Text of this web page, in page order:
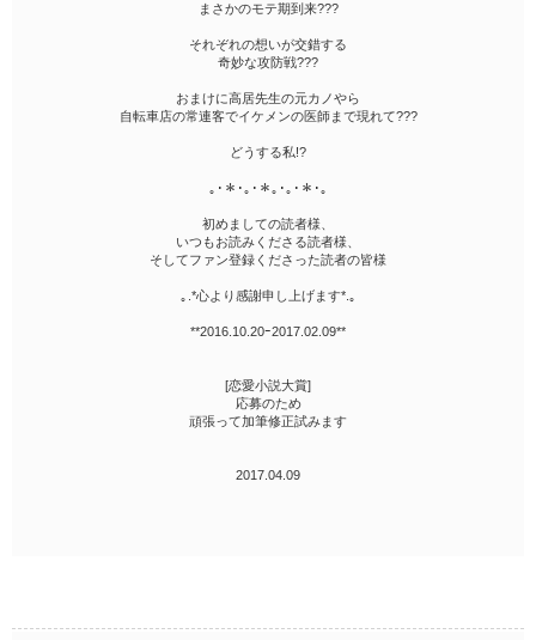
まさかのモテ期到来???
それぞれの想いが交錯する
奇妙な攻防戦???
おまけに高居先生の元カノやら
自転車店の常連客でイケメンの医師まで現れて???
どうする私!?
｡･＊･｡･＊｡･｡･＊･｡
初めましての読者様、
いつもお読みくださる読者様、
そしてファン登録くださった読者の皆様
｡.*心より感謝申し上げます*.｡
**2016.10.20ｰ2017.02.09**
[恋愛小説大賞]
応募のため
頑張って加筆修正試みます
2017.04.09